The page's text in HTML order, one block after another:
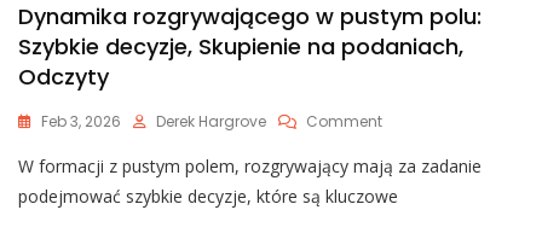
Dynamika rozgrywającego w pustym polu:
Szybkie decyzje, Skupienie na podaniach,
Odczyty
Feb 3, 2026 Derek Hargrove CommentOn
Rozgrywającego
W
W formacji z pustym polem, rozgrywający mają za zadanie
podejmować szybkie decyzje, które są kluczowe